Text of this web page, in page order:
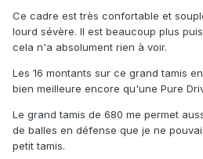
Ce cadre est très confortable et
lourd sévère. Il est beaucoup plus
cela n'a absolument rien à voir.
Les 16 montants sur ce grand tamis
bien meilleure encore qu'une Pure
Le grand tamis de 680 me permet
de balles en défense que je ne
petit tamis.